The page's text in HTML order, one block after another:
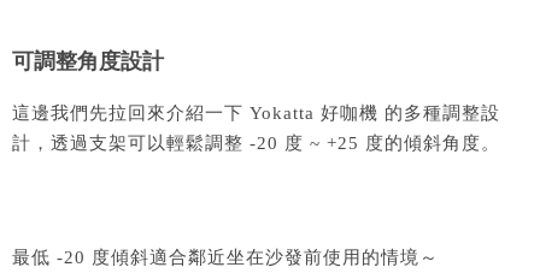
可調整角度設計
這邊我們先拉回來介紹一下 Yokatta 好咖機 的多種調整設
計，透過支架可以輕鬆調整 -20 度 ~ +25 度的傾斜角度。
最低 -20 度傾斜適合鄰近坐在沙發前使用的情境～